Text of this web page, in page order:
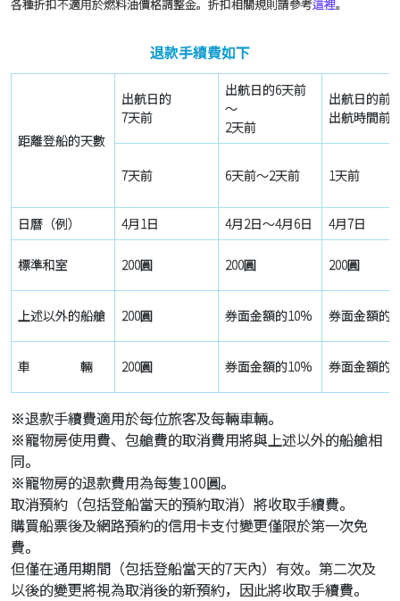
各種折扣不適用於燃料油價格調整金。折扣相關規則請參考這裡。
退款手續費如下
距離登船的天數
出航日的
7天前
出航日的6天前
～
2天前
出航日的前
出航時間前
7天前 6天前～2天前 1天前
日曆（例） 4月1日 4月2日～4月6日 4月7日
標準和室 200圓 200圓 200圓
上述以外的船艙 200圓 券面金額的10% 券面金額的
車 輛 200圓 券面金額的10% 券面金額的
※退款手續費適用於每位旅客及每輛車輛。
※寵物房使用費、包艙費的取消費用將與上述以外的船艙相
同。
※寵物房的退款費用為每隻100圓。
取消預約（包括登船當天的預約取消）將收取手續費。
購買船票後及網路預約的信用卡支付變更僅限於第一次免
費。
但僅在通用期間（包括登船當天的7天內）有效。第二次及
以後的變更將視為取消後的新預約，因此將收取手續費。